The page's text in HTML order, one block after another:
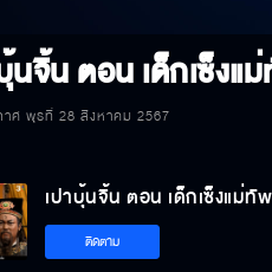
นจิ้น ตอน เด็กเซ็งแ
ศ พุธที่ 28 สิงหาคม 2567
เปาบุ้นจิ้น ตอน เด็กเซ็งแม่ทั
ติดตาม